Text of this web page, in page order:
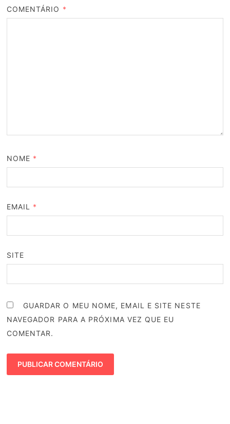
COMENTÁRIO *
NOME *
EMAIL *
SITE
GUARDAR O MEU NOME, EMAIL E SITE NESTE
NAVEGADOR PARA A PRÓXIMA VEZ QUE EU
COMENTAR.